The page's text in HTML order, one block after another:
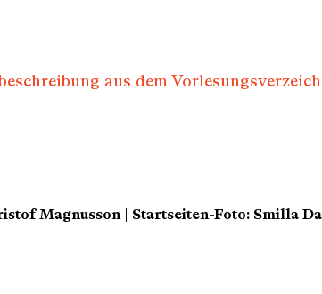
aus dem
Magnusson | Startseiten-Foto: Smilla